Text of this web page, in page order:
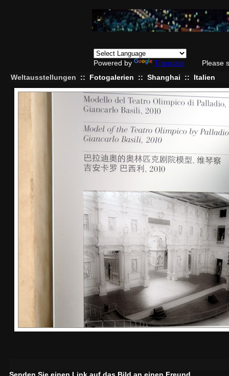
Powered by Translate
Please
Weltausstellungen
:: Fotogalerien :: Shanghai :: Italien